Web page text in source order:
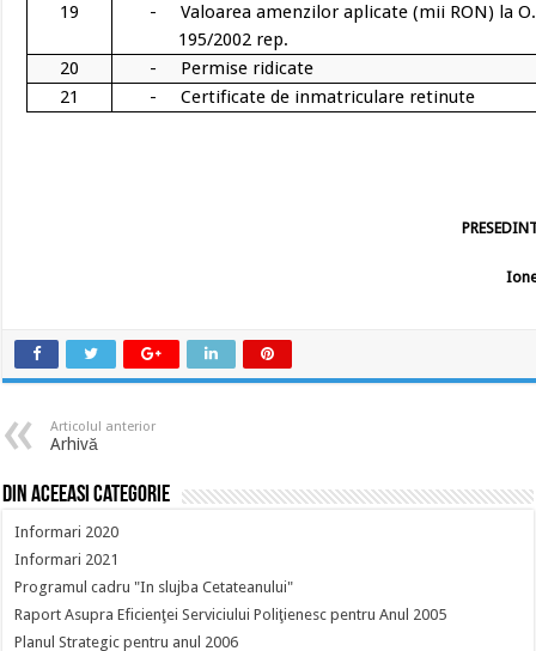
19
-
Valoarea amenzilor aplicate (mii RON) la
195/2002 rep.
20
-
Permise ridicate
21
- Certificate de inmatriculare retinute
Articolul anterior
Arhivă
Din aceeasi categorie
Informari 2020
Informari 2021
Programul cadru "In slujba Cetateanului"
Raport Asupra Eficienţei Serviciului Poliţienesc pentru Anul 2005
Planul Strategic pentru anul 2006